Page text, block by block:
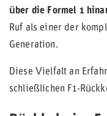
über die Formel 1
Ruf als einer der
Generation.
Diese Vielfalt an
schließlichen F1-